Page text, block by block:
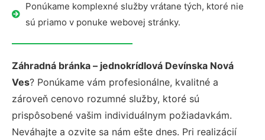
Ponúkame komplexné služby vrátane tých, ktoré nie
sú priamo v ponuke webovej stránky.
Záhradná bránka – jednokrídlová Devínska Nová
Ves? Ponúkame vám profesionálne, kvalitné a
zároveň cenovo rozumné služby, ktoré sú
prispôsobené vašim individuálnym požiadavkám.
Neváhajte a ozvite sa nám ešte dnes. Pri realizácií